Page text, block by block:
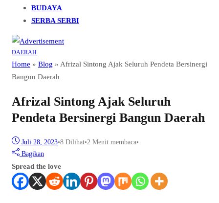
BUDAYA
SERBA SERBI
DAERAH
Home » Blog » Afrizal Sintong Ajak Seluruh Pendeta Bersinergi
Bangun Daerah
Afrizal Sintong Ajak Seluruh
Pendeta Bersinergi Bangun Daerah
Juli 28, 2023•8 Dilihat•2 Menit membaca•
Bagikan
Spread the love